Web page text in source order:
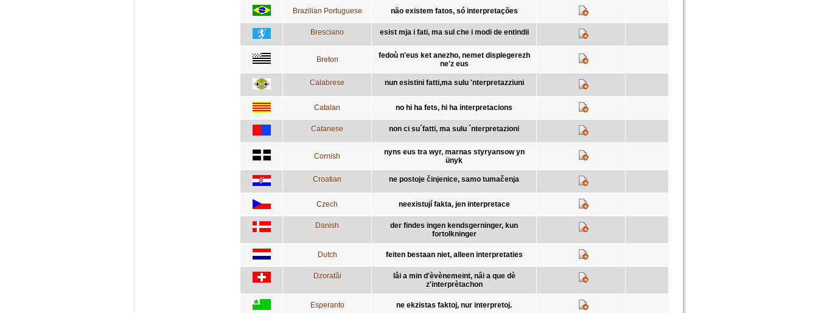
Brazilian Portuguese não existem fatos, só interpretações
Bresciano esist mja i fati, ma sul che i modi de entindii
Breton
fedoù n'eus ket anezho, nemet displegerezh
ne'z eus
Calabrese nun esistini fatti,ma sulu 'nterpretazziuni
Catalan no hi ha fets, hi ha interpretacions
Catanese non ci su´fatti, ma sulu ´nterpretazioni
Cornish
nyns eus tra wyr, marnas styryansow yn
ünyk
Croatian ne postoje činjenice, samo tumačenja
Czech neexistují fakta, jen interpretace
Danish
der findes ingen kendsgerninger, kun
fortolkninger
Dutch feiten bestaan niet, alleen interpretaties
Dzoratâi
lâi a min d'èvènemeint, nâi a que dè
z'interprètachon
Esperanto ne ekzistas faktoj, nur interpretoj.